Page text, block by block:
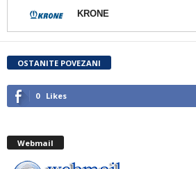
KRONE
OSTANITE POVEZANI
0 Likes
Webmail